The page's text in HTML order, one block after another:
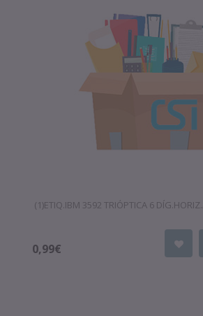
(1)ETIQ.IBM 3592 TRIÓPTICA 6
0,99€